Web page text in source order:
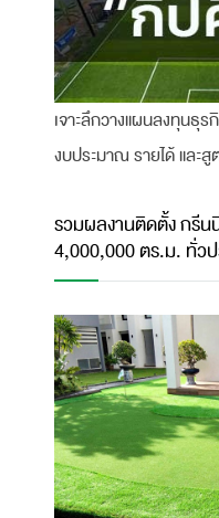
เจาะลึกวางแผนลงทุนธุ
งบประมาณ รายได้ และสู
รวมผลงานติดตั้ง กรี
4,000,000 ตร.ม. ทั่วป